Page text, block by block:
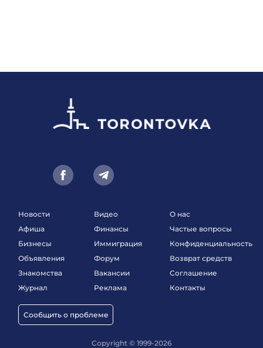
Новости
Афиша
Бизнесы
Объявления
Знакомства
Журнал
Сообщить о проблеме
Видео
Финансы
Иммиграция
Форум
Вакансии
Реклама
О нас
Частые вопросы
Конфиденциальность
Возврат средств
Соглашение
Контакты
Copyright © 1999-2026